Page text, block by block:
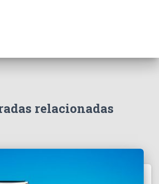
relacionadas